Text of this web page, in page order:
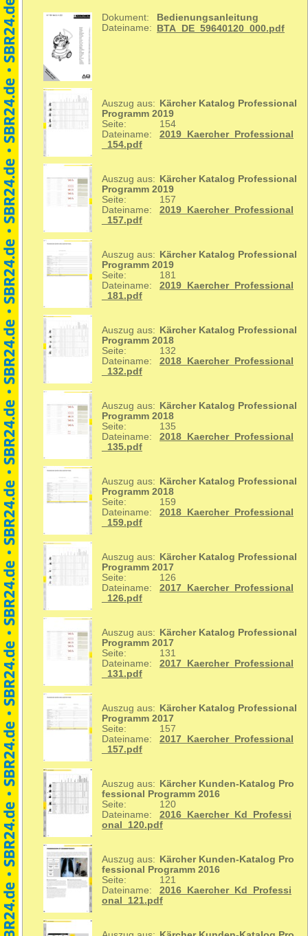
Dokument:
Bedienungsanleitung
Dateiname:
BTA_DE_59640120_000.pdf
Auszug aus:
Kärcher Katalog Professional
Programm 2019
Seite:
154
Dateiname:
2019_Kaercher_Professional
_154.pdf
Auszug aus:
Kärcher Katalog Professional
Programm 2019
Seite:
157
Dateiname:
2019_Kaercher_Professional
_157.pdf
Auszug aus:
Kärcher Katalog Professional
Programm 2019
Seite:
181
Dateiname:
2019_Kaercher_Professional
_181.pdf
Auszug aus:
Kärcher Katalog Professional
Programm 2018
Seite:
132
Dateiname:
2018_Kaercher_Professional
_132.pdf
Auszug aus:
Kärcher Katalog Professional
Programm 2018
Seite:
135
Dateiname:
2018_Kaercher_Professional
_135.pdf
Auszug aus:
Kärcher Katalog Professional
Programm 2018
Seite:
159
Dateiname:
2018_Kaercher_Professional
_159.pdf
Auszug aus:
Kärcher Katalog Professional
Programm 2017
Seite:
126
Dateiname:
2017_Kaercher_Professional
_126.pdf
Auszug aus:
Kärcher Katalog Professional
Programm 2017
Seite:
131
Dateiname:
2017_Kaercher_Professional
_131.pdf
Auszug aus:
Kärcher Katalog Professional
Programm 2017
Seite:
157
Dateiname:
2017_Kaercher_Professional
_157.pdf
Auszug aus:
Kärcher Kunden-Katalog Pro
fessional Programm 2016
Seite:
120
Dateiname:
2016_Kaercher_Kd_Professi
onal_120.pdf
Auszug aus:
Kärcher Kunden-Katalog Pro
fessional Programm 2016
Seite:
121
Dateiname:
2016_Kaercher_Kd_Professi
onal_121.pdf